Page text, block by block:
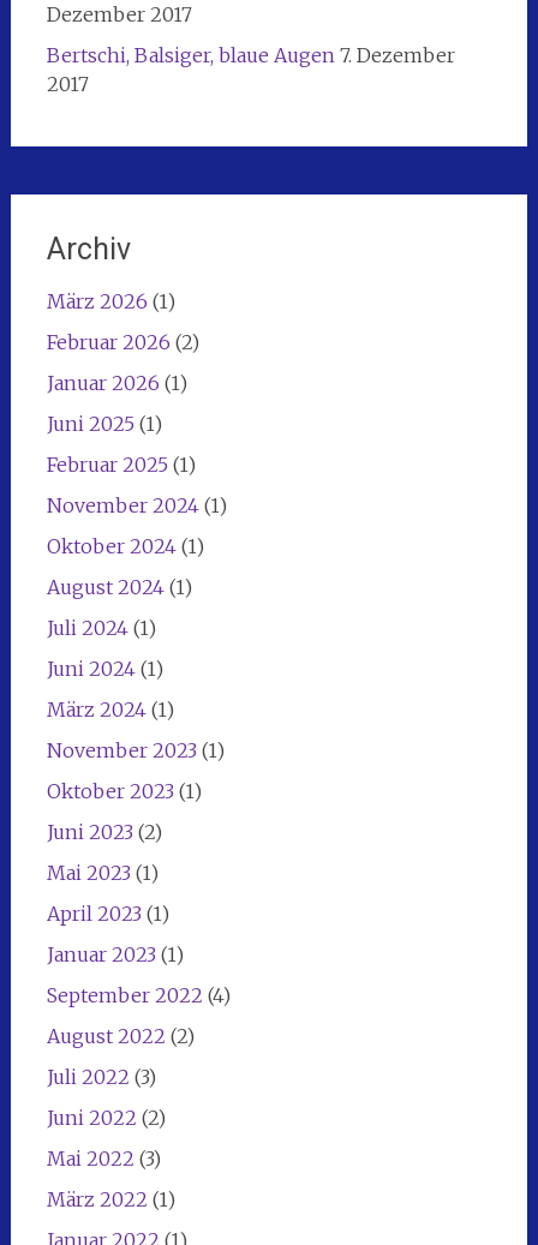
Dezember 2017
Bertschi, Balsiger, blaue Augen 7. Dezember
2017
Archiv
März 2026 (1)
Februar 2026 (2)
Januar 2026 (1)
Juni 2025 (1)
Februar 2025 (1)
November 2024(1)
Oktober 2024(1)
August 2024(1)
Juli 2024(1)
Juni 2024(1)
März 2024(1)
November 2023 (1)
Oktober 2023 (1)
Juni 2023 (2)
Mai 2023 (1)
April 2023 (1)
Januar 2023 (1)
September 2022 (4)
August 2022 (2)
Juli 2022 (3)
Juni 2022 (2)
Mai 2022 (3)
März 2022 (1)
Januar 2022 (1)